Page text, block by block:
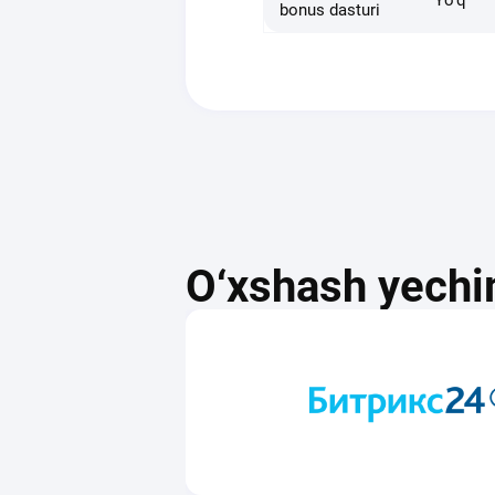
bonus dasturi
O‘xshash